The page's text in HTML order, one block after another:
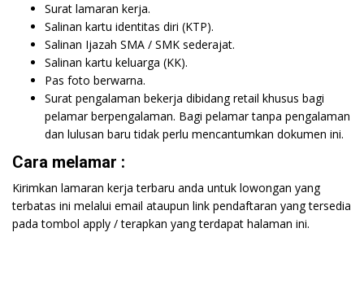
Surat lamaran kerja.
Salinan kartu identitas diri (KTP).
Salinan Ijazah SMA / SMK sederajat.
Salinan kartu keluarga (KK).
Pas foto berwarna.
Surat pengalaman bekerja dibidang retail khusus bagi
pelamar berpengalaman. Bagi pelamar tanpa pengalaman
dan lulusan baru tidak perlu mencantumkan dokumen ini.
Cara melamar :
Kirimkan lamaran kerja terbaru anda untuk lowongan yang
terbatas ini melalui email ataupun link pendaftaran yang tersedia
pada tombol apply / terapkan yang terdapat halaman ini.